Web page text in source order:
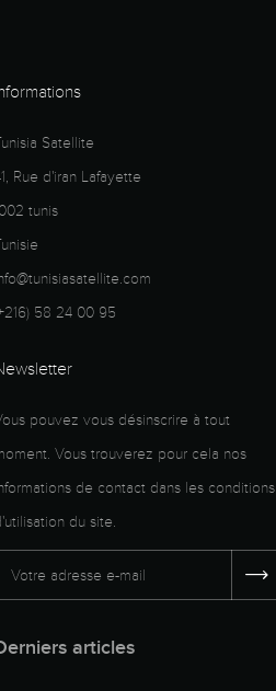
Satellite
Rue d'iran Lafayette
tunis
58 24 00 95
pouvez vous désinscrire à tout
Vous trouverez pour cela nos
de contact dans les conditions
du site.
articles